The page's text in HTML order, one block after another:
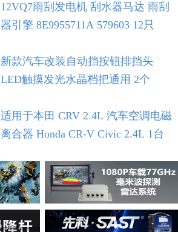
12VQ7雨刮发电机 刮水器马达 雨刮
器引擎 8E9955711A 579603 12只
新款汽车改装自动挡按钮排挡头
LED触摸发光水晶档把通用 2个
适用于本田 CRV 2.4L 汽车空调电磁
离合器 Honda CR-V Civic 2.4L 1台